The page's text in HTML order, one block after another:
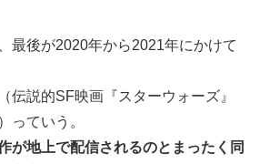
最後が2020年から2021年にかけて
伝説的SF映画『スターウォーズ』
っていう。
が地上で配信されるのとまったく同